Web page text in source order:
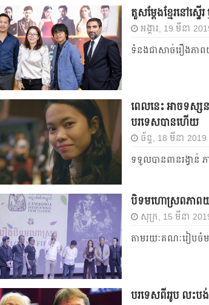
តួសម្តែងខ្មែរនៅស្ទ
អង្គារ, 19 មីនា
ទំនងជាសាច់រឿងភាពយ
ពេលនេះ អាចទស្សន
បរទេសបានហើយ
ច័ន្ទ, 18 មីនា 2019
ទទួលបានពានរង្វាន់
បិទមហោស្រពភាពយន្
សុក្រ, 15 មីនា
តាមរយៈគណៈរៀបចំ
បរទេសពីររូប លះប